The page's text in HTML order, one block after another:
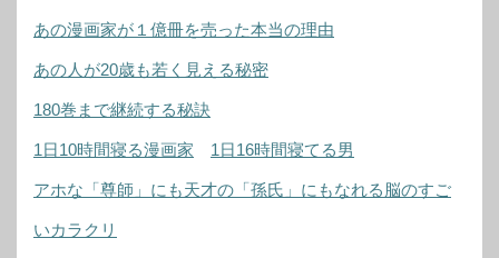
あの漫画家が１億冊を売った本当の理由
あの人が20歳も若く見える秘密
180巻まで継続する秘訣
1日10時間寝る漫画家 1日16時間寝てる男
アホな「尊師」にも天才の「孫氏」にもなれる脳のすご
いカラクリ